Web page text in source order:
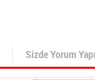
Sizde Yorum